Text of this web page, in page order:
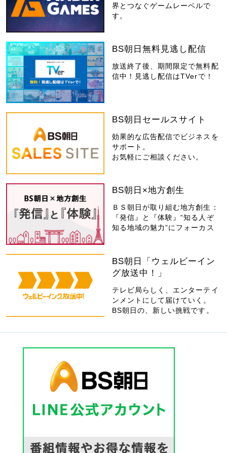
界とつなぐゲームレーベルで
す。
BS朝日無料見逃し配信
放送終了後、期間限定で無料配
信中！見逃し配信はTVerで！
BS朝日セールスサイト
効果的な広告配信でビジネスを
サポート。
お気軽にご相談ください。
BS朝日×地方創生
ＢＳ朝日が取り組む地方創生：
『発信』と『体験』“知る人ぞ
知る地域の魅力”にフォーカス
BS朝日「ウェルビーイン
グ放送中！」
テレビ局らしく、エンターテイ
ンメントにして届けていく。
BS朝日の、新しい挑戦です。